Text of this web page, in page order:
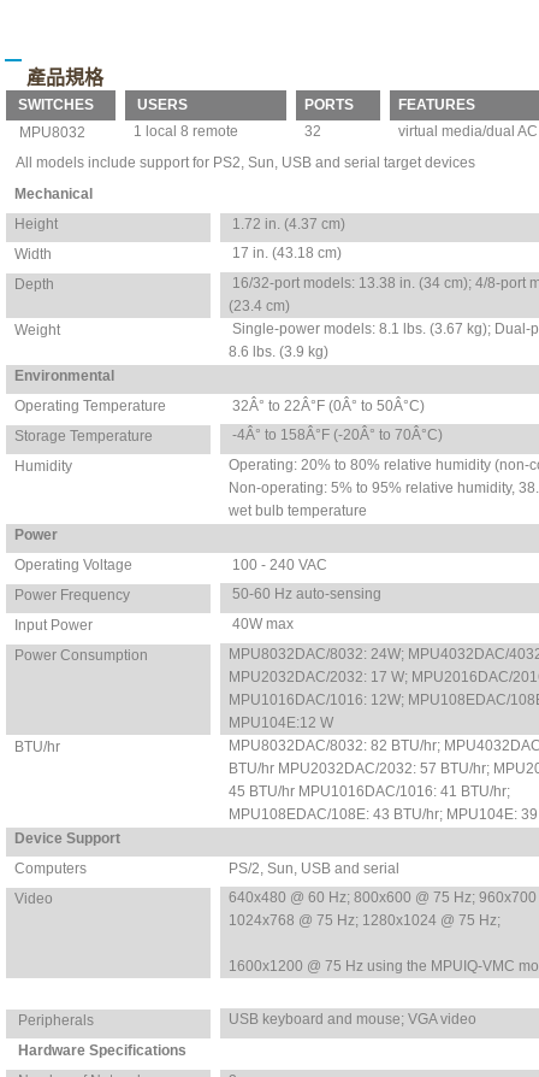
產品規格
SWITCHES USERS PORTS
FEATURES
MPU8032
1 local 8 remote 32
virtual media/dual AC
All models include support for PS2, Sun, USB and serial target devices
Mechanical
Height
1.72 in. (4.37 cm)
Width
17 in. (43.18 cm)
Depth
16/32-port models: 13.38 in. (34 cm); 4/8-port
(23.4 cm)
Weight
Single-power models: 8.1 lbs. (3.67 kg); Dual-
8.6 lbs. (3.9 kg)
Environmental
Operating Temperature
32Â° to 22Â°F (0Â° to 50Â°C)
Storage Temperature
-4Â° to 158Â°F (-20Â° to 70Â°C)
Humidity
Operating: 20% to 80% relative humidity (non-
Non-operating: 5% to 95% relative humidity,
wet bulb temperature
Power
Operating Voltage
100 - 240 VAC
Power Frequency
50-60 Hz auto-sensing
Input Power
40W max
Power Consumption
MPU8032DAC/8032: 24W; MPU4032DAC/
MPU2032DAC/2032: 17 W; MPU2016DAC/
MPU1016DAC/1016: 12W; MPU108EDAC/
MPU104E:12 W
BTU/hr
MPU8032DAC/8032: 82 BTU/hr;
BTU/hr MPU2032DAC/2032: 57 BTU/hr;
45 BTU/hr MPU1016DAC/1016: 41 BTU/hr;
MPU108EDAC/108E: 43 BTU/hr; MPU104E:
Device Support
Computers
PS/2, Sun, USB and serial
Video
640x480 @ 60 Hz; 800x600 @ 75 Hz;
1024x768 @ 75 Hz; 1280x1024 @ 75 Hz;
1600x1200 @ 75 Hz using the MPUIQ-VMC
Peripherals
USB keyboard and mouse; VGA video
Hardware Specifications